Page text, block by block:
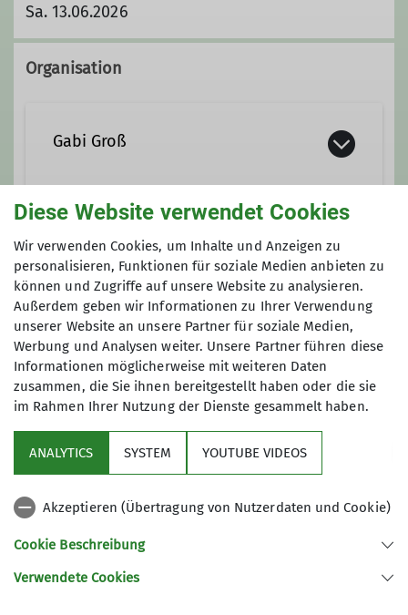
Sa. 13.06.2026
Organisation
Gabi Groß
gabi.gross@dav-sr.de
Qualifikationen
Trainer*in C Skibergsteigen
Preis
ohne Gebühr
Service
Links
Diese Website verwendet Cookies
Wir verwenden Cookies, um Inhalte und Anzeigen zu
personalisieren, Funktionen für soziale Medien anbieten zu
können und Zugriffe auf unsere Website zu analysieren.
Außerdem geben wir Informationen zu Ihrer Verwendung
unserer Website an unsere Partner für soziale Medien,
Werbung und Analysen weiter. Unsere Partner führen diese
Informationen möglicherweise mit weiteren Daten
zusammen, die Sie ihnen bereitgestellt haben oder die sie
im Rahmen Ihrer Nutzung der Dienste gesammelt haben.
ANALYTICS SYSTEM YOUTUBE VIDEOS
Akzeptieren (Übertragung von Nutzerdaten und Cookie)
Cookie Beschreibung
Verwendete Cookies